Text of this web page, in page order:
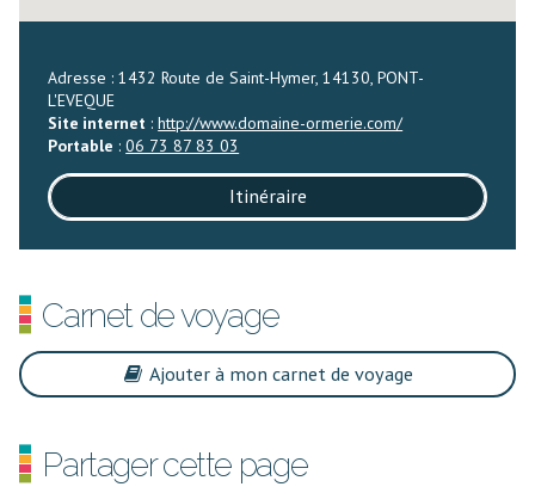
Adresse : 1432 Route de Saint-Hymer, 14130, PONT-
L'EVEQUE
Site internet :http://www.domaine-ormerie.com/
Portable :06 73 87 83 03
Itinéraire
Carnet de voyage
Ajouter à mon carnet de voyage
Partager cette page